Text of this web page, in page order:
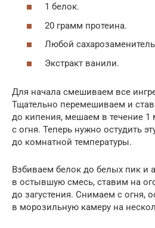
1 белок.
20 грамм протеина.
Любой
Экстракт ванили.
Для начала смешиваем все
Тщательно перемешиваем и
до кипения, мешаем в течение 1
с огня. Теперь нужно остудить
до комнатной температуры.
Взбиваем белок до белых пик и
в остывшую смесь, ставим на
до загустения. Снимаем с огня,
в морозильную камеру на